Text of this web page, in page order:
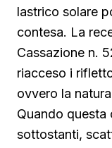
lastrico solare
contesa. La
Cassazione n.
riacceso i
ovvero la
Quando questa
sottostanti,